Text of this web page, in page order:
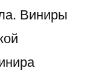
Виниры